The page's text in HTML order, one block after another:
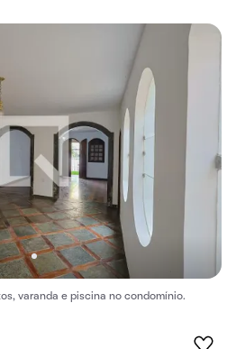
varanda e piscina no condomínio.